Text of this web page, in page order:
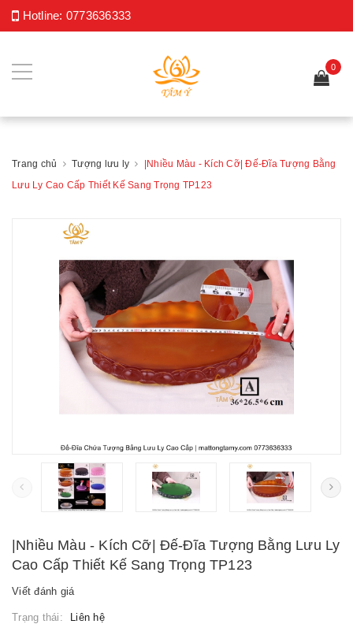
Hotline: 0773636333
0
Trang chủ Tượng lưu ly |Nhiều Màu - Kích Cỡ| Đế-Đĩa Tượng Bằng
Lưu Ly Cao Cấp Thiết Kế Sang Trọng TP123
|Nhiều Màu - Kích Cỡ| Đế-Đĩa Tượng Bằng Lưu Ly
Cao Cấp Thiết Kế Sang Trọng TP123
Viết đánh giá
Trạng thái: Liên hệ